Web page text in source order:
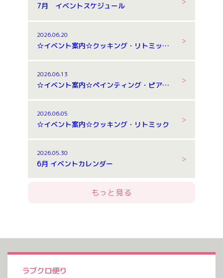
7月 イベントスケジュール
2026.06.20
☆イベント案内☆クッキング・リトミック・お泊まり保育
2026.06.13
☆イベント案内☆ペインティング・ピアノ体験
2026.06.05
☆イベント案内☆クッキング・リトミック
2026.05.30
6月 イベントカレンダー
もっと見る
ラブクロ便り